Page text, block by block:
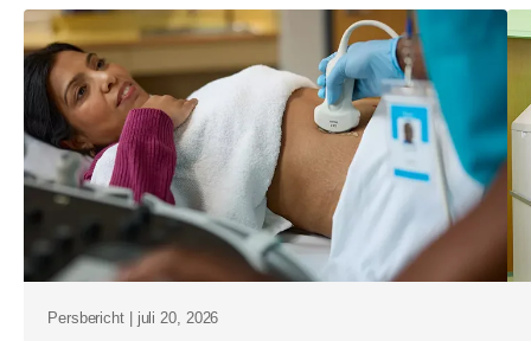
met-
ai-
gestuurde-
workflows-
voor-
klinische-
Persbericht | juli 20, 2026